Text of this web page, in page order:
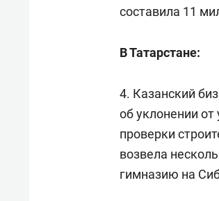
составила 11
В Татарстане:
4. Казанский
об уклонении
проверки
возвела
гимназию на